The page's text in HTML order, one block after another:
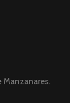
Manzanares.